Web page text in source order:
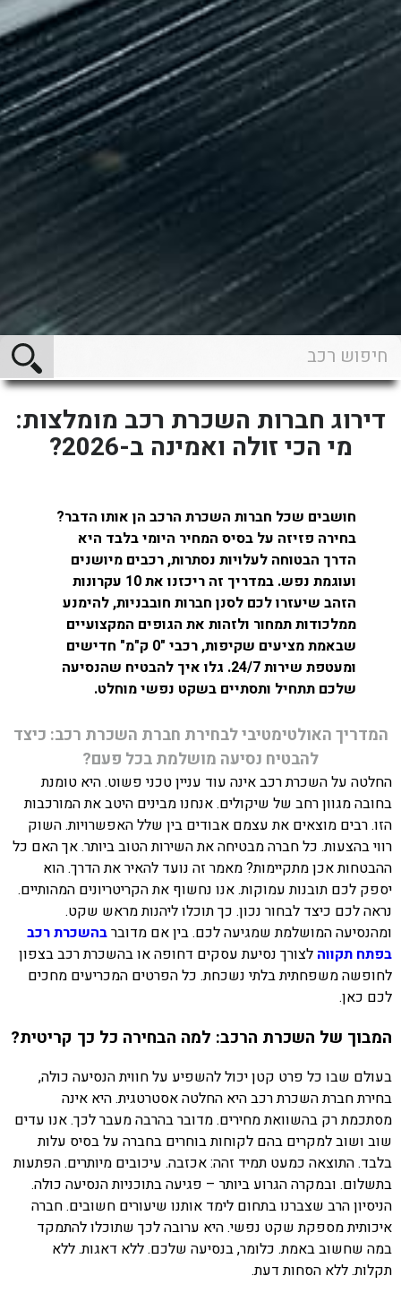
דירוג חברות השכרת רכב מומלצות:
מי הכי זולה ואמינה ב-2026?
חושבים שכל חברות השכרת הרכב הן אותו הדבר?
בחירה פזיזה על בסיס המחיר היומי בלבד היא
הדרך הבטוחה לעלויות נסתרות, רכבים מיושנים
ועוגמת נפש. במדריך זה ריכזנו את 10 עקרונות
הזהב שיעזרו לכם לסנן חברות חובבניות, להימנע
ממלכודות תמחור ולזהות את הגופים המקצועיים
שבאמת מציעים שקיפות, רכבי "0 ק"מ" חדישים
ומעטפת שירות 24/7. גלו איך להבטיח שהנסיעה
שלכם תתחיל ותסתיים בשקט נפשי מוחלט.
המדריך האולטימטיבי לבחירת חברת השכרת רכב: כיצד
להבטיח נסיעה מושלמת בכל פעם?
החלטה על השכרת רכב אינה עוד עניין טכני פשוט. היא טומנת
בחובה מגוון רחב של שיקולים. אנחנו מבינים היטב את המורכבות
הזו. רבים מוצאים את עצמם אבודים בין שלל האפשרויות. השוק
רווי בהצעות. כל חברה מבטיחה את השירות הטוב ביותר. אך האם כל
ההבטחות אכן מתקיימות? מאמר זה נועד להאיר את הדרך. הוא
יספק לכם תובנות עמוקות. אנו נחשוף את הקריטריונים המהותיים.
נראה לכם כיצד לבחור נכון. כך תוכלו ליהנות מראש שקט.
ומהנסיעה המושלמת שמגיעה לכם. בין אם מדוברבהשכרת רכב
בפתח תקווה לצורך נסיעת עסקים דחופה או בהשכרת רכב בצפון
לחופשה משפחתית בלתי נשכחת. כל הפרטים המכריעים מחכים
לכם כאן.
המבוך של השכרת הרכב: למה הבחירה כל כך קריטית?
בעולם שבו כל פרט קטן יכול להשפיע על חווית הנסיעה כולה,
בחירת חברת השכרת רכב היא החלטה אסטרטגית. היא אינה
מסתכמת רק בהשוואת מחירים. מדובר בהרבה מעבר לכך. אנו עדים
שוב ושוב למקרים בהם לקוחות בוחרים בחברה על בסיס עלות
בלבד. התוצאה כמעט תמיד זהה: אכזבה. עיכובים מיותרים. הפתעות
בתשלום. ובמקרה הגרוע ביותר – פגיעה בתוכניות הנסיעה כולה.
הניסיון הרב שצברנו בתחום לימד אותנו שיעורים חשובים. חברה
איכותית מספקת שקט נפשי. היא ערובה לכך שתוכלו להתמקד
במה שחשוב באמת. כלומר, בנסיעה שלכם. ללא דאגות. ללא
תקלות. ללא הסחות דעת.